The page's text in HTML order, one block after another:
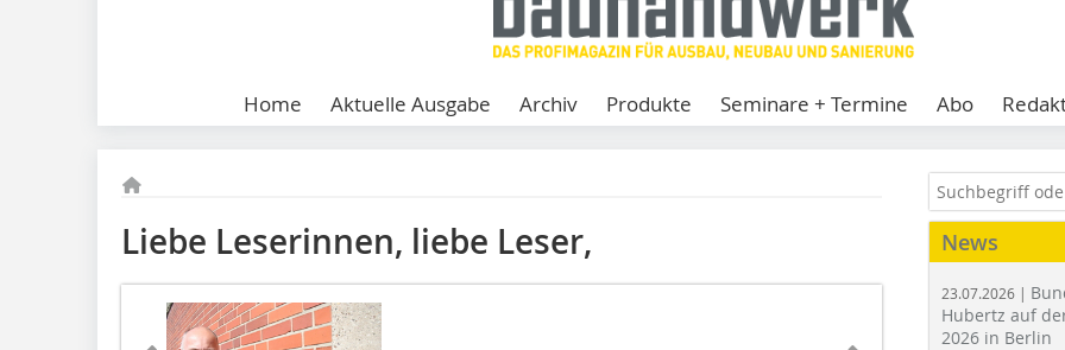
Home Aktuelle Ausgabe Archiv Produkte Seminare + Termine Abo
Liebe Leserinnen, liebe Leser, News
23.07.2026 |
Hubertz auf
2026 in Berlin